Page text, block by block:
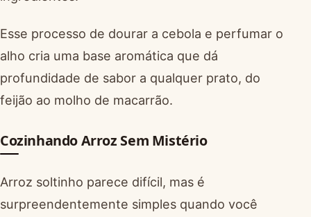
Esse processo de dourar a cebola e perfumar o
alho cria uma base aromática que dá
profundidade de sabor a qualquer prato, do
feijão ao molho de macarrão.
Cozinhando Arroz Sem Mistério
Arroz soltinho parece difícil, mas é
surpreendentemente simples quando você